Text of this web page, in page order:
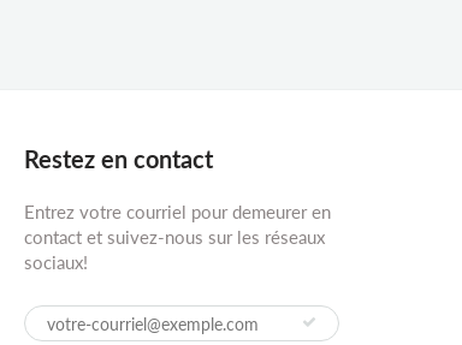
Restez en contact
Entrez votre courriel pour demeurer en
contact et suivez-nous sur les réseaux
sociaux!